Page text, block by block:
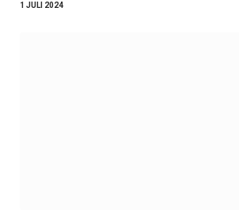
1 JULI 2024